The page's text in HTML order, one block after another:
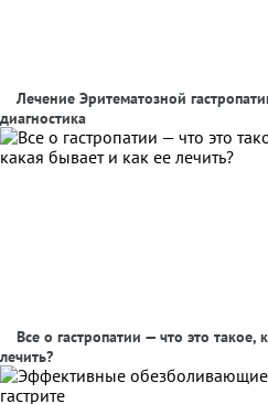
Лечение Эритематозной
диагностика
Все о гастропатии — что это такое,
лечить?